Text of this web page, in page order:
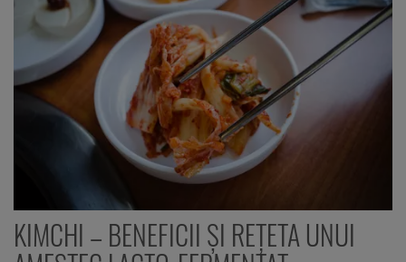
KIMCHI – BENEFICII ȘI REȚETA UNUI